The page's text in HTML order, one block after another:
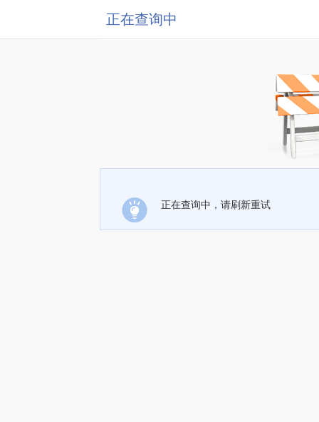
正在查询中
正在查询中，请刷新重试